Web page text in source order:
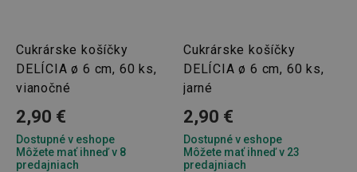
Cukrárske košíčky
DELÍCIA ø 6 cm, 60 ks,
vianočné
2,90 €
Dostupné v eshope
Môžete mať ihneď v 8
predajniach
Cukrárske košíčky
DELÍCIA ø 6 cm, 60 ks,
jarné
2,90 €
Dostupné v eshope
Môžete mať ihneď v 23
predajniach
__rtbh.lid www.tescoma.sk 1 rok